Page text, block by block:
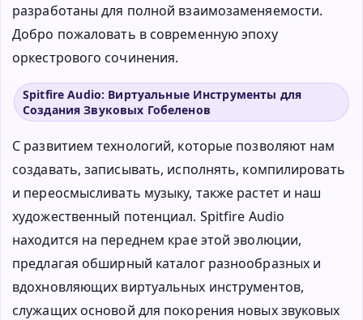
разработаны для полной взаимозаменяемости.
Добро пожаловать в современную эпоху
оркестрового сочинения.
Spitfire Audio: Виртуальные Инструменты для
Создания Звуковых Гобеленов
С развитием технологий, которые позволяют нам
создавать, записывать, исполнять, компилировать
и переосмысливать музыку, также растет и наш
художественный потенциал. Spitfire Audio
находится на переднем крае этой эволюции,
предлагая обширный каталог разнообразных и
вдохновляющих виртуальных инструментов,
служащих основой для покорения новых звуковых